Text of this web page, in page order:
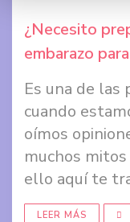
¿Necesito
embarazo
Es una de las
cuando
oímos
muchos
ello aquí te
LEER MÁS